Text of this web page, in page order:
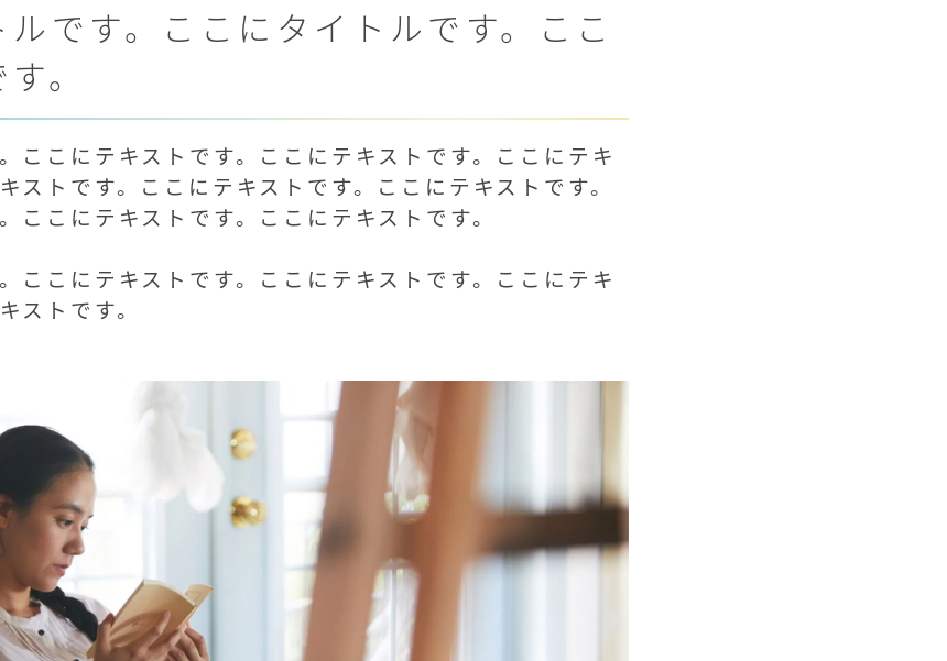
です。ここにタイトルです。ここ
。
ここにテキストです。ここにテキストです。ここにテキ
ストです。ここにテキストです。ここにテキストです。
ここにテキストです。ここにテキストです。
ここにテキストです。ここにテキストです。ここにテキ
ストです。